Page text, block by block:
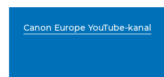
Canon Europe YouTube-kanal